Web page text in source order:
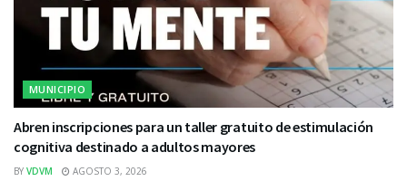
MUNICIPIO
Abren inscripciones para un taller gratuito de estimulación
cognitiva destinado a adultos mayores
BY VDVM AGOSTO 3, 2026